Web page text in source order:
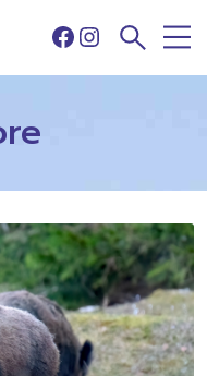
Facebook
Instagram